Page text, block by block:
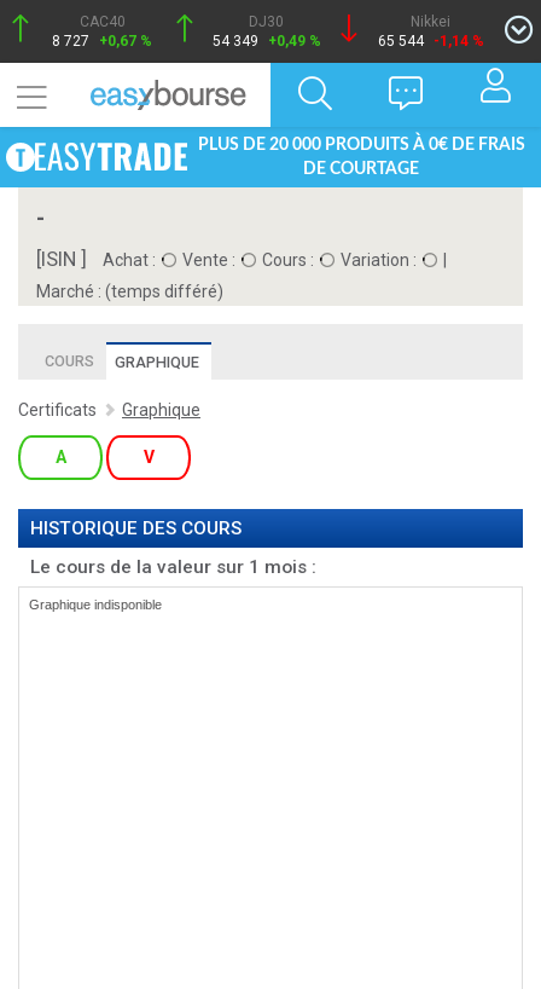
CAC40
8 727
+0,67 %
DJ30
54 349
+0,49 %
Nikkei
65 544 -1,14 %
PLUS DE 20 000 PRODUITS À 0€ DE FRAIS
DE COURTAGE
-
[ISIN ] Achat : Vente : Cours : Variation :
Marché : (temps différé)
COURS GRAPHIQUE
Certificats Graphique
A V
HISTORIQUE DES COURS
Le cours de la valeur sur 1 mois :